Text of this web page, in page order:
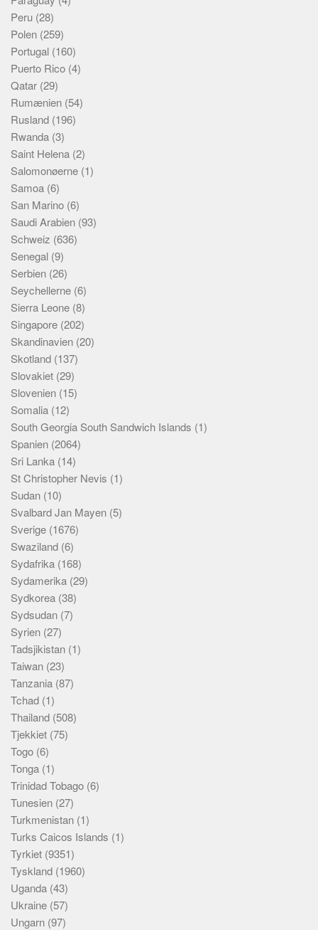
Peru (28)
Polen (259)
Portugal (160)
Puerto Rico (4)
Qatar (29)
Rumænien (54)
Rusland (196)
Rwanda (3)
Saint Helena (2)
Salomonøerne (1)
Samoa (6)
San Marino (6)
Saudi Arabien (93)
Schweiz (636)
Senegal (9)
Serbien (26)
Seychellerne (6)
Sierra Leone (8)
Singapore (202)
Skandinavien (20)
Skotland (137)
Slovakiet (29)
Slovenien (15)
Somalia (12)
South Georgia South Sandwich Islands (1)
Spanien (2064)
Sri Lanka (14)
St Christopher Nevis (1)
Sudan (10)
Svalbard Jan Mayen (5)
Sverige (1676)
Swaziland (6)
Sydafrika (168)
Sydamerika (29)
Sydkorea (38)
Sydsudan (7)
Syrien (27)
Tadsjikistan (1)
Taiwan (23)
Tanzania (87)
Tchad (1)
Thailand (508)
Tjekkiet (75)
Togo (6)
Tonga (1)
Trinidad Tobago (6)
Tunesien (27)
Turkmenistan (1)
Turks Caicos Islands (1)
Tyrkiet (9351)
Tyskland (1960)
Uganda (43)
Ukraine (57)
Ungarn (97)